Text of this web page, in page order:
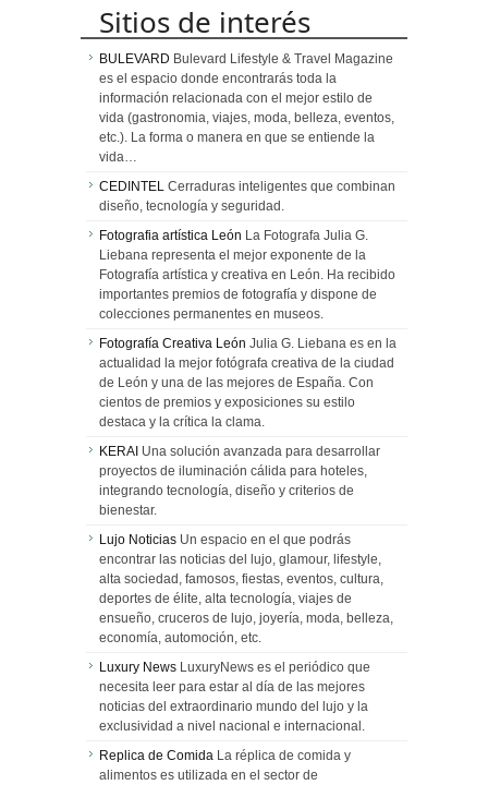
Sitios de interés
BULEVARD Bulevard Lifestyle & Travel Magazine
es el espacio donde encontrarás toda la
información relacionada con el mejor estilo de
vida (gastronomia, viajes, moda, belleza, eventos,
etc.). La forma o manera en que se entiende la
vida…
CEDINTEL Cerraduras inteligentes que combinan
diseño, tecnología y seguridad.
Fotografia artística León La Fotografa Julia G.
Liebana representa el mejor exponente de la
Fotografía artística y creativa en León. Ha recibido
importantes premios de fotografía y dispone de
colecciones permanentes en museos.
Fotografía Creativa León Julia G. Liebana es en la
actualidad la mejor fotógrafa creativa de la ciudad
de León y una de las mejores de España. Con
cientos de premios y exposiciones su estilo
destaca y la crítica la clama.
KERAI Una solución avanzada para desarrollar
proyectos de iluminación cálida para hoteles,
integrando tecnología, diseño y criterios de
bienestar.
Lujo Noticias Un espacio en el que podrás
encontrar las noticias del lujo, glamour, lifestyle,
alta sociedad, famosos, fiestas, eventos, cultura,
deportes de élite, alta tecnología, viajes de
ensueño, cruceros de lujo, joyería, moda, belleza,
economía, automoción, etc.
Luxury News LuxuryNews es el periódico que
necesita leer para estar al día de las mejores
noticias del extraordinario mundo del lujo y la
exclusividad a nivel nacional e internacional.
Replica de Comida La réplica de comida y
alimentos es utilizada en el sector de